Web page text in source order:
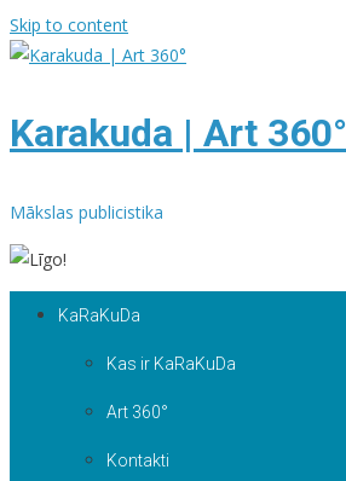
Skip to content
Karakuda | Art 360°
Mākslas publicistika
KaRaKuDa
Kas ir KaRaKuDa
Art 360°
Kontakti